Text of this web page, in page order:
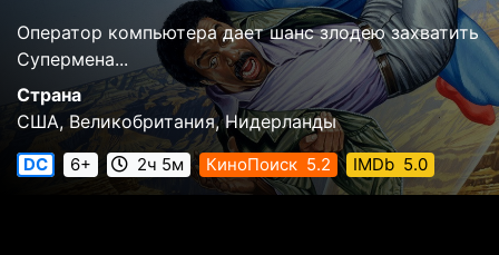
Оператор компьютера дает шанс злодею захватить
Супермена...
Страна
США, Великобритания, Нидерланды
DC 6+ 2ч 5м КиноПоиск 5.2 IMDb 5.0